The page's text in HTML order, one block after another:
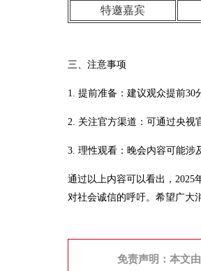
特邀嘉宾
三、注意事项
1. 提前准备：建议观众提前30
2. 关注官方渠道：可通过央视
3. 理性观看：晚会内容可能涉
通过以上内容可以看出，2025
对社会诚信的呼吁。希望广大
免责声明：本文